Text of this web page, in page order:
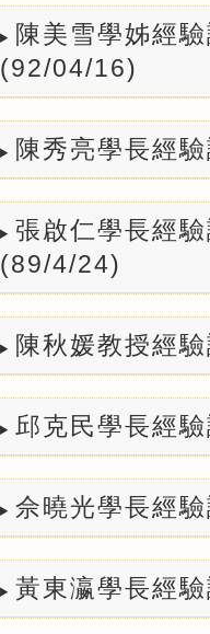
陳美雪學姊經
(92/04/16)
陳秀亮學長經
張啟仁學長經
(89/4/24)
陳秋媛教授經
邱克民學長經
佘曉光學長經
黃東瀛學長經